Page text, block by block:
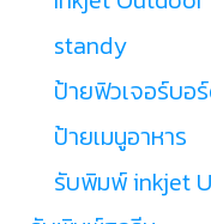
standy
ป้ายฟิวเจอร์บอ
ป้ายเมนูอาหาร
รับพิมพ์ inkjet